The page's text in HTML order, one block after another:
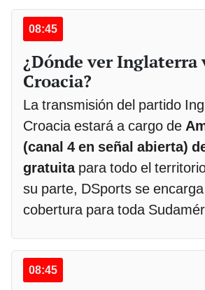
08:45
¿Dónde ver Inglaterra
Croacia?
La transmisión del partido
Croacia estará a cargo de
(canal 4 en señal abierta)
gratuitapara todo el
su parte, DSports se
cobertura para toda
08:45